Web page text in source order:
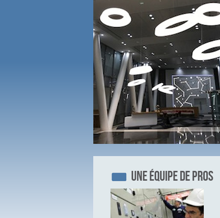
Une équipe de pros